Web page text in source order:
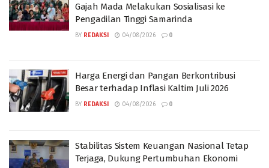
Gajah Mada Melakukan Sosialisasi ke
Pengadilan Tinggi Samarinda
BY REDAKSI 04/08/2026 0
Harga Energi dan Pangan Berkontribusi
Besar terhadap Inflasi Kaltim Juli 2026
BY REDAKSI 04/08/2026 0
Stabilitas Sistem Keuangan Nasional Tetap
Terjaga, Dukung Pertumbuhan Ekonomi